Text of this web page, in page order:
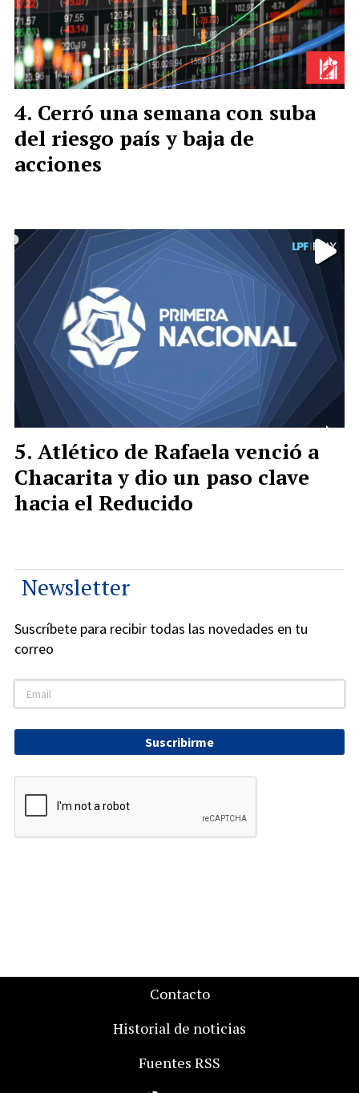
Cerró una semana con suba
del riesgo país y baja de
acciones
Atlético de Rafaela venció a
Chacarita y dio un paso clave
hacia el Reducido
Newsletter
Suscríbete para recibir todas las novedades en tu
correo
Suscribirme
Contacto
Historial de noticias
Fuentes RSS